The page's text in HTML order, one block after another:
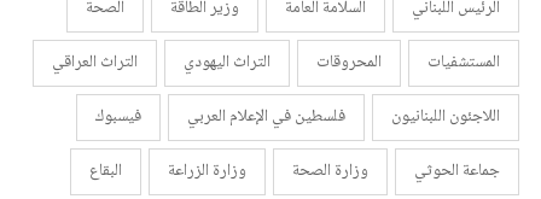
الرئيس اللبناني
السلامة العامة وزير الطاقة
الصحة
المستشفيات
المحروقات التراث اليهودي
التراث العراقي
اللاجئون اللبنانيون
فلسطين في الإعلام العربي
فيسبوك
جماعة الحوثي
وزارة الصحة وزارة الزراعة البقاع